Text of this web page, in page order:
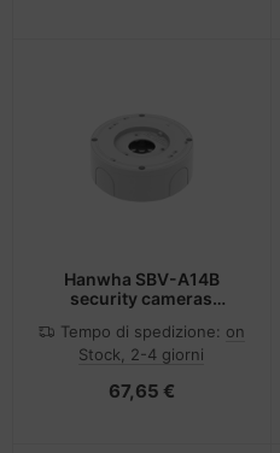
Hanwha SBV-A14B
security cameras
Scatola di connessione
Tempo di spedizione: on
Stock, 2-4 giorni
67,65 €